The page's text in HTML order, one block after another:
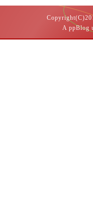
A ppBlog